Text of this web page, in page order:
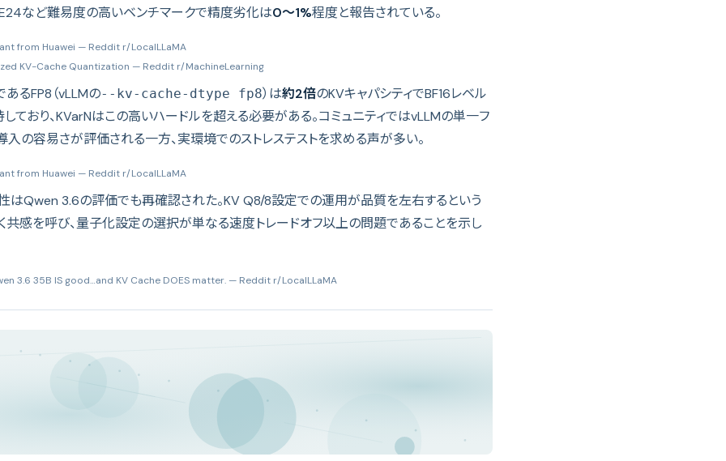
など難易度の高いベンチマークで精度劣化は0〜1%程度と報告されている。
from Huawei — Reddit r/LocalLLaMA
KV-Cache Quantization — Reddit r/MachineLearning
るFP8（vLLMの--kv-cache-dtype fp8）は約2倍のKVキャパシティでBF16レベル
ており、KVarNはこの高いハードルを超える必要がある。コミュニティではvLLMの単一フ
入の容易さが評価される一方、実環境でのストレステストを求める声が多い。
from Huawei — Reddit r/LocalLLaMA
はQwen 3.6の評価でも再確認された。KV Q8/8設定での運用が品質を左右するという
共感を呼び、量子化設定の選択が単なる速度トレードオフ以上の問題であることを示し
3.6 35B IS good…and KV Cache DOES matter. — Reddit r/LocalLLaMA